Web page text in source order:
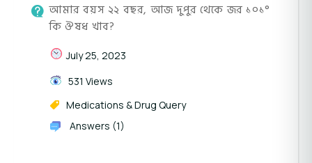
আমার বয়স ২২ বছর, আজ দুপুর থেকে জর ১০১°
কি ঔষধ খাব?
July 25, 2023
531 Views
Medications & Drug Query
Answers (1)